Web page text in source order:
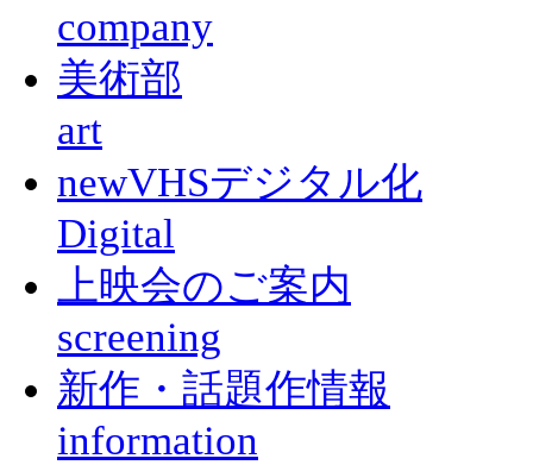
company
美術部
art
newVHSデジタル化
Digital
上映会のご案内
screening
新作・話題作情報
information